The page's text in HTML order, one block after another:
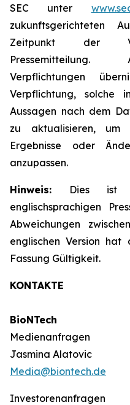
SEC unter
zukunftsgerichteten
Zeitpunkt der
Pressemitteilung.
Verpflichtungen
Verpflichtung, solche
Aussagen nach dem
zu aktualisieren,
Ergebnisse oder
anzupassen.
Hinweis:
Dies ist
englischsprachigen
Abweichungen
englischen Version hat
Fassung Gültigkeit.
KONTAKTE
BioNTech
Medienanfragen
Jasmina Alatovic
Media@biontech.de
Investorenanfragen